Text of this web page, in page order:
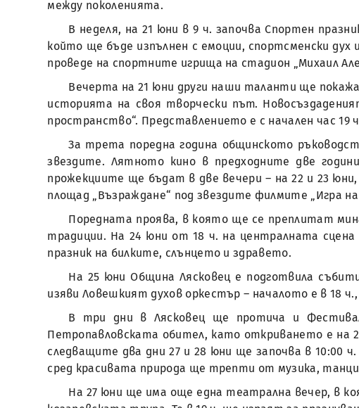
между поколенията.
В неделя, на 21 юни в 9 ч. започва Спортен
който ще бъде изпълнен с емоции, спортсменски
проведе на спортните игрища на стадион „Михаил
Вечерта на 21 юни други наши таланти ще
историята на своя творчески път.
пространство“. Представлението е с начален час 19
За трета поредна година общинското
звездите. Лятното кино в предходните две
прожекциите ще бъдат в две вечери – на 22 и 23
площад „Възраждане“ под звездите филмите „Игра
Поредната проява, в която ще се преплитат
традиции. На 24 юни от 18 ч. на централната сцена
празник на билките, слънцето и здравето.
На 25 юни Община Лясковец е подготвила
изяви Ловешкият духов оркестър – началото е в 18
В три дни в Лясковец ще протича и
Петропавловската обител, като откриването е на
следващите два дни 27 и 28 юни ще започва в 10:00
сред красивата природа ще трепти от музика, танци
На 27 юни ще има още една театрална вечер, в